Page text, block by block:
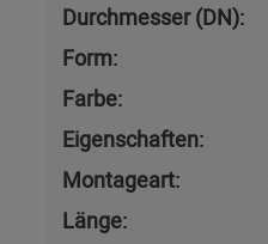
Durchmesser (DN):
Form:
Farbe:
Eigenschaften:
Montageart:
Länge: